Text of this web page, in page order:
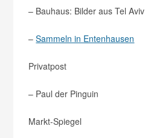
– Bauhaus: Bilder aus Tel Aviv
–Sammeln in Entenhausen
Privatpost
– Paul der Pinguin
Markt-Spiegel